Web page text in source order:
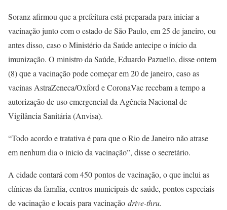
Soranz afirmou que a prefeitura está preparada para iniciar a
vacinação junto com o estado de São Paulo, em 25 de janeiro, ou
antes disso, caso o Ministério da Saúde antecipe o início da
imunização. O ministro da Saúde, Eduardo Pazuello, disse ontem
(8) que a vacinação pode começar em 20 de janeiro, caso as
vacinas AstraZeneca/Oxford e CoronaVac recebam a tempo a
autorização de uso emergencial da Agência Nacional de
Vigilância Sanitária (Anvisa).
“Todo acordo e tratativa é para que o Rio de Janeiro não atrase
em nenhum dia o inicio da vacinação”, disse o secretário.
A cidade contará com 450 pontos de vacinação, o que inclui as
clínicas da família, centros municipais de saúde, pontos especiais
de vacinação e locais para vacinação drive-thru.